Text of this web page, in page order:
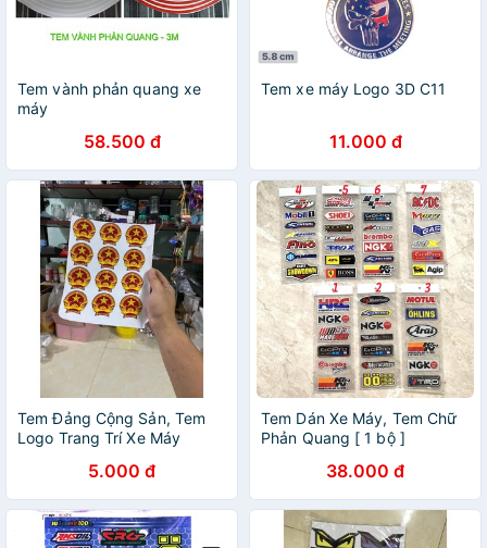
Tem vành phản quang xe
máy
58.500 đ
Tem xe máy Logo 3D C11
11.000 đ
Tem Đảng Cộng Sản, Tem
Logo Trang Trí Xe Máy
5.000 đ
Tem Dán Xe Máy, Tem Chữ
Phản Quang [ 1 bộ ]
38.000 đ